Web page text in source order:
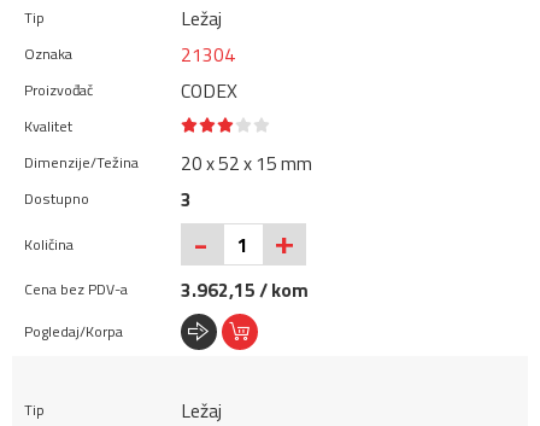
Ležaj
21304
CODEX
20 x 52 x 15 mm
3
- +
3.962,15 / kom
Ležaj